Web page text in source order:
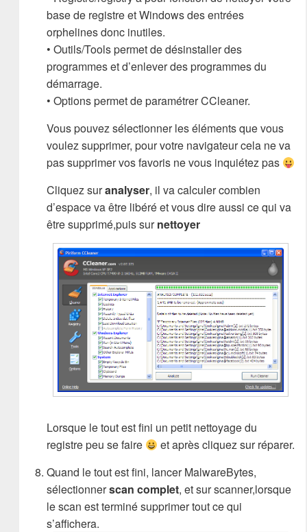
base de registre et Windows des entrées
orphelines donc inutiles.
• Outils/Tools permet de désinstaller des
programmes et d’enlever des programmes du
démarrage.
• Options permet de paramétrer CCleaner.
Vous pouvez sélectionner les éléments que vous
voulez supprimer, pour votre navigateur cela ne va
pas supprimer vos favoris ne vous inquiétez pas
Cliquez suranalyser, il va calculer combien
d’espace va être libéré et vous dire aussi ce qui va
être supprimé,puis surnettoyer
Lorsque le tout est fini un petit nettoyage du
registre peu se faire
et après cliquez sur réparer.
Quand le tout est fini, lancer MalwareBytes,
sélectionnerscan complet, et sur scanner,lorsque
le scan est terminé supprimer tout ce qui
s’affichera.